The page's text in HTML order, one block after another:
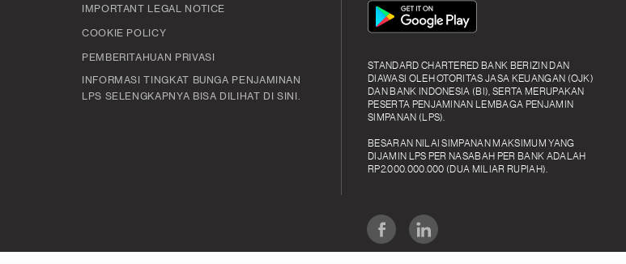
IMPORTANT LEGAL NOTICE
COOKIE POLICY
PEMBERITAHUAN PRIVASI
INFORMASI TINGKAT BUNGA PENJAMINAN
LPS SELENGKAPNYA BISA DILIHAT DI SINI.
App
Icon
STANDARD CHARTERED BANK BERIZIN DAN
DIAWASI OLEH OTORITAS JASA KEUANGAN (OJK)
DAN BANK INDONESIA (BI), SERTA MERUPAKAN
PESERTA PENJAMINAN LEMBAGA PENJAMIN
SIMPANAN (LPS).
BESARAN NILAI SIMPANAN MAKSIMUM YANG
DIJAMIN LPS PER NASABAH PER BANK ADALAH
RP2.000.000.000 (DUA MILIAR RUPIAH).